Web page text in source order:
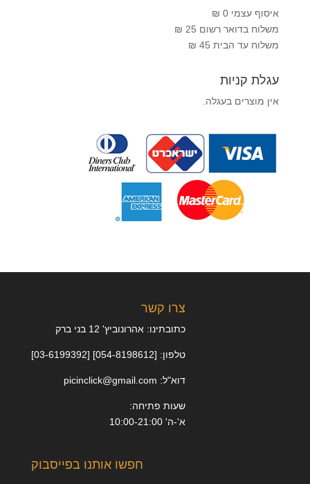
איסוף עצמי 0 ₪
משלוח בדואר רשום 25 ₪
משלוח עד הבית 45 ₪
עגלת קניות
אין מוצרים בעגלה.
צרו קשר
כתובתינו: אהרונוביץ' 12 בני ברק
טלפון: [054-8198612] [03-6199392]
דוא"ל: picinclick@gmail.com
שעות פתיחה:
א'-ה' 10:00-21:00
חפשו אותנו בפייסבוק